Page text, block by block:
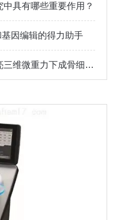
具有哪些重要作用？
因编辑的得力助手
微重力旋转细胞培养系统：照亮三维微重力下成骨细胞分化的信号通路